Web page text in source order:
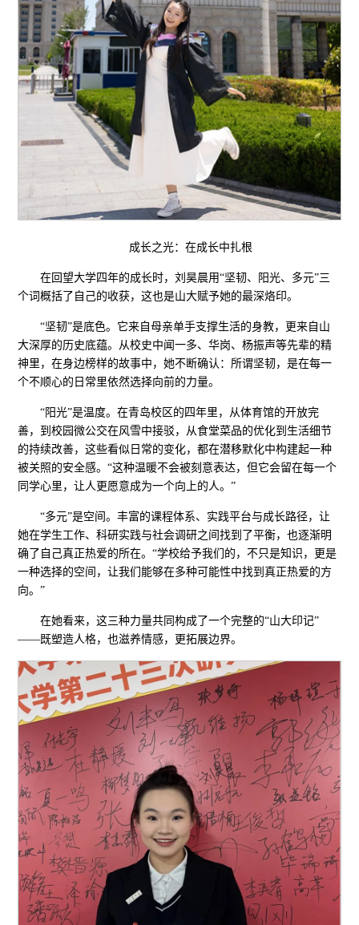
成长之光：在成长中扎根
在回望大学四年的成长时，刘昊晨用“坚韧、阳光、多元”三
个词概括了自己的收获，这也是山大赋予她的最深烙印。
“坚韧”是底色。它来自母亲单手支撑生活的身教，更来自山
大深厚的历史底蕴。从校史中闻一多、华岗、杨振声等先辈的精
神里，在身边榜样的故事中，她不断确认：所谓坚韧，是在每一
个不顺心的日常里依然选择向前的力量。
“阳光”是温度。在青岛校区的四年里，从体育馆的开放完
善，到校园微公交在风雪中接驳，从食堂菜品的优化到生活细节
的持续改善，这些看似日常的变化，都在潜移默化中构建起一种
被关照的安全感。“这种温暖不会被刻意表达，但它会留在每一个
同学心里，让人更愿意成为一个向上的人。”
“多元”是空间。丰富的课程体系、实践平台与成长路径，让
她在学生工作、科研实践与社会调研之间找到了平衡，也逐渐明
确了自己真正热爱的所在。“学校给予我们的，不只是知识，更是
一种选择的空间，让我们能够在多种可能性中找到真正热爱的方
向。”
在她看来，这三种力量共同构成了一个完整的“山大印记”
——既塑造人格，也滋养情感，更拓展边界。